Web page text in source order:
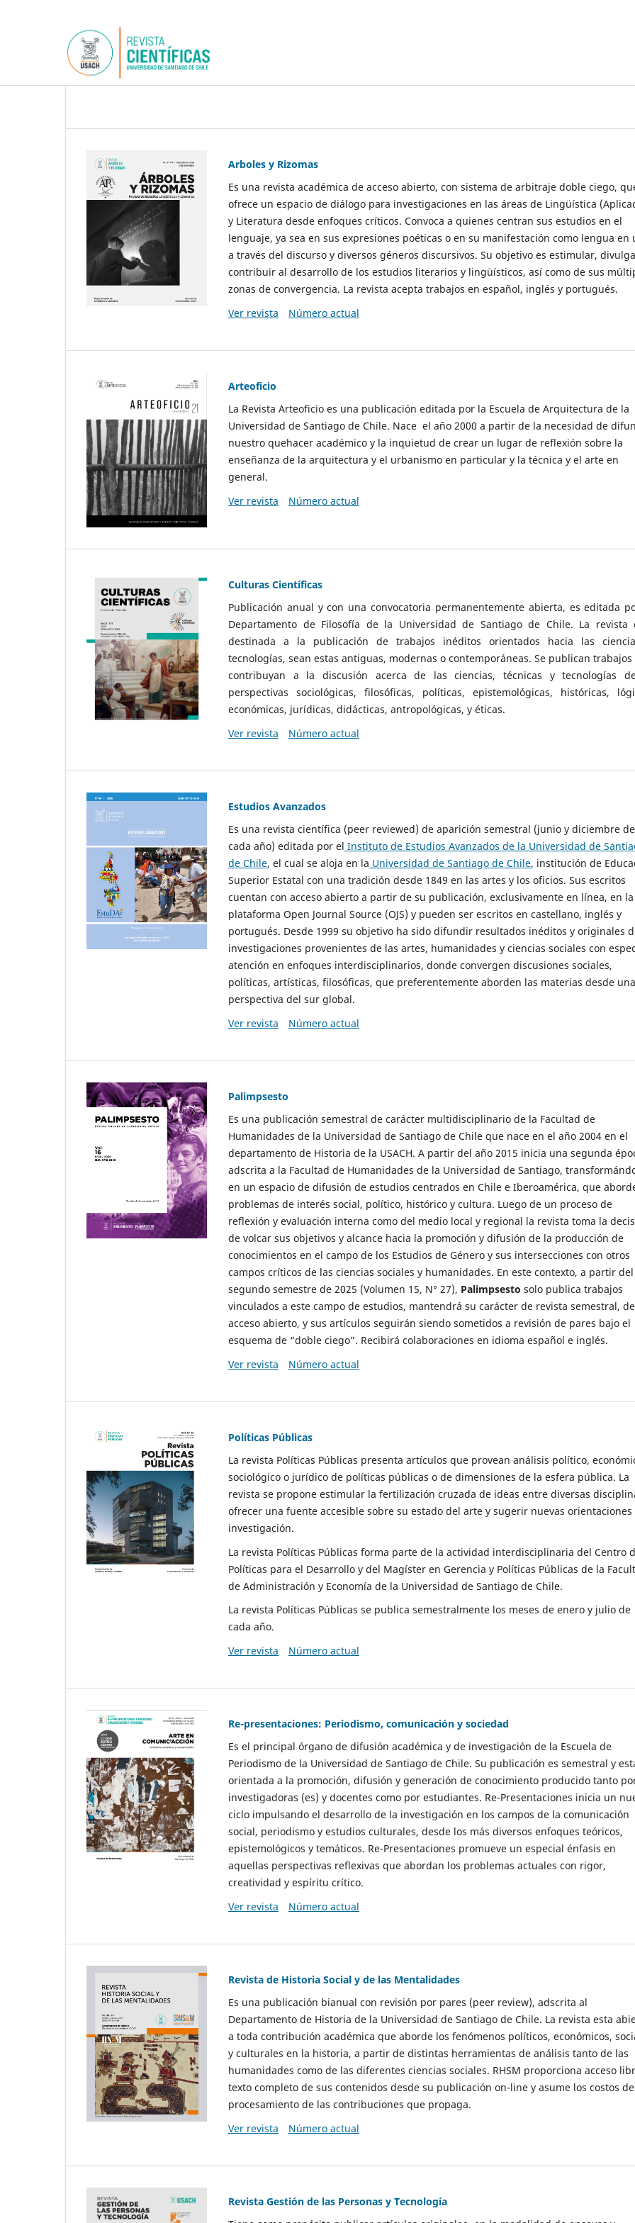
Arboles y Rizomas
Es una revista académica de acceso abierto, con sistema de arbitraje doble ciego,
ofrece un espacio de diálogo para investigaciones en las áreas de Lingüística
y Literatura desde enfoques críticos. Convoca a quienes centran sus estudios en el
lenguaje, ya sea en sus expresiones poéticas o en su manifestación como lengua en
a través del discurso y diversos géneros discursivos. Su objetivo es estimular,
contribuir al desarrollo de los estudios literarios y lingüísticos, así como de sus
zonas de convergencia. La revista acepta trabajos en español, inglés y portugués.
Ver revista
Número actual
Arteoficio
La Revista Arteoficio es una publicación editada por la Escuela de Arquitectura de la
Universidad de Santiago de Chile. Nace el año 2000 a partir de la necesidad de
nuestro quehacer académico y la inquietud de crear un lugar de reflexión sobre la
enseñanza de la arquitectura y el urbanismo en particular y la técnica y el arte en
general.
Ver revista
Número actual
Culturas Científicas
Publicación anual y con una convocatoria permanentemente abierta, es editada
Departamento de Filosofía de la Universidad de Santiago de Chile. La revista
destinada a la publicación de trabajos inéditos orientados hacia las
tecnologías, sean estas antiguas, modernas o contemporáneas. Se publican
contribuyan a la discusión acerca de las ciencias, técnicas y tecnologías
perspectivas sociológicas, filosóficas, políticas, epistemológicas, históricas,
económicas, jurídicas, didácticas, antropológicas, y éticas.
Ver revista
Número actual
Estudios Avanzados
Es una revista científica (peer reviewed) de aparición semestral (junio y diciembre de
cada año) editada por el Instituto de Estudios Avanzados de la Universidad de
de Chile, el cual se aloja en la Universidad de Santiago de Chile, institución de
Superior Estatal con una tradición desde 1849 en las artes y los oficios. Sus escritos
cuentan con acceso abierto a partir de su publicación, exclusivamente en línea, en la
plataforma Open Journal Source (OJS) y pueden ser escritos en castellano, inglés y
portugués. Desde 1999 su objetivo ha sido difundir resultados inéditos y originales
investigaciones provenientes de las artes, humanidades y ciencias sociales con
atención en enfoques interdisciplinarios, donde convergen discusiones sociales,
políticas, artísticas, filosóficas, que preferentemente aborden las materias desde una
perspectiva del sur global.
Ver revista
Número actual
Palimpsesto
Es una publicación semestral de carácter multidisciplinario de la Facultad de
Humanidades de la Universidad de Santiago de Chile que nace en el año 2004 en el
departamento de Historia de la USACH. A partir del año 2015 inicia una segunda
adscrita a la Facultad de Humanidades de la Universidad de Santiago,
en un espacio de difusión de estudios centrados en Chile e Iberoamérica, que
problemas de interés social, político, histórico y cultura. Luego de un proceso de
reflexión y evaluación interna como del medio local y regional la revista toma la
de volcar sus objetivos y alcance hacia la promoción y difusión de la producción de
conocimientos en el campo de los Estudios de Género y sus intersecciones con otros
campos críticos de las ciencias sociales y humanidades. En este contexto, a partir del
segundo semestre de 2025 (Volumen 15, N° 27), Palimpsesto solo publica trabajos
vinculados a este campo de estudios, mantendrá su carácter de revista semestral, de
acceso abierto, y sus artículos seguirán siendo sometidos a revisión de pares bajo el
esquema de “doble ciego”. Recibirá colaboraciones en idioma español e inglés.
Ver revista
Número actual
Políticas Públicas
La revista Políticas Públicas presenta artículos que provean análisis político,
sociológico o jurídico de políticas públicas o de dimensiones de la esfera pública. La
revista se propone estimular la fertilización cruzada de ideas entre diversas
ofrecer una fuente accesible sobre su estado del arte y sugerir nuevas orientaciones
investigación.
La revista Políticas Públicas forma parte de la actividad interdisciplinaria del Centro
Políticas para el Desarrollo y del Magíster en Gerencia y Políticas Públicas de la
de Administración y Economía de la Universidad de Santiago de Chile.
La revista Políticas Públicas se publica semestralmente los meses de enero y julio de
cada año.
Ver revista
Número actual
Re-presentaciones: Periodismo, comunicación y sociedad
Es el principal órgano de difusión académica y de investigación de la Escuela de
Periodismo de la Universidad de Santiago de Chile. Su publicación es semestral y
orientada a la promoción, difusión y generación de conocimiento producido tanto
investigadoras (es) y docentes como por estudiantes. Re-Presentaciones inicia un
ciclo impulsando el desarrollo de la investigación en los campos de la comunicación
social, periodismo y estudios culturales, desde los más diversos enfoques teóricos,
epistemológicos y temáticos. Re-Presentaciones promueve un especial énfasis en
aquellas perspectivas reflexivas que abordan los problemas actuales con rigor,
creatividad y espíritu crítico.
Ver revista
Número actual
Revista de Historia Social y de las Mentalidades
Es una publicación bianual con revisión por pares (peer review), adscrita al
Departamento de Historia de la Universidad de Santiago de Chile. La revista esta
a toda contribución académica que aborde los fenómenos políticos, económicos,
y culturales en la historia, a partir de distintas herramientas de análisis tanto de las
humanidades como de las diferentes ciencias sociales. RHSM proporciona acceso
texto completo de sus contenidos desde su publicación on-line y asume los costos de
procesamiento de las contribuciones que propaga.
Ver revista
Número actual
Revista Gestión de las Personas y Tecnología